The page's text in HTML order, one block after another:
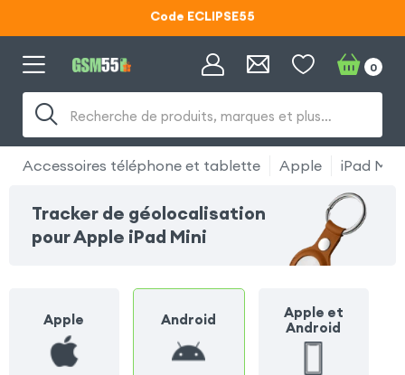
Code ECLIPSE55
Code ECLIPSE55
Recherche de produits, marques et plus…
0
Accessoires téléphone et tablette Apple iPad Mini
Tracker de géolocalisation
pour Apple iPad Mini
Apple Android
Apple et
Android